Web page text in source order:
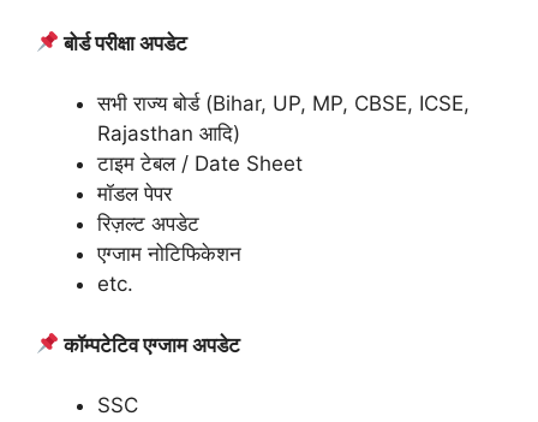
बोर्ड परीक्षा अपडेट
सभी राज्य बोर्ड (Bihar, UP, MP, CBSE, ICSE,
Rajasthan आदि)
टाइम टेबल / Date Sheet
मॉडल पेपर
रिज़ल्ट अपडेट
एग्जाम नोटिफिकेशन
etc.
कॉम्पटेटिव एग्जाम अपडेट
SSC